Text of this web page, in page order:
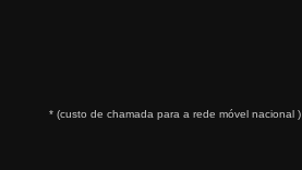
* (custo de chamada para a rede móvel nacional )